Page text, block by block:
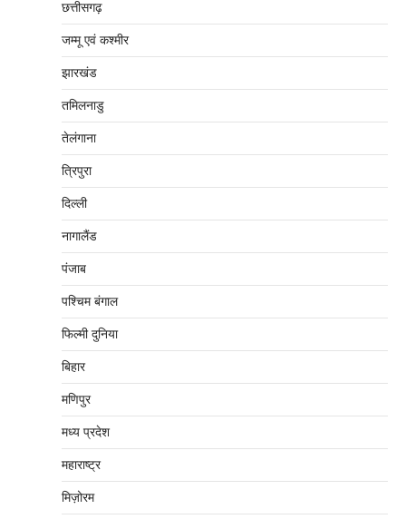
छत्तीसगढ़
जम्‍मू एवं कश्‍मीर
झारखंड
तमिलनाडु
तेलंगाना
त्रिपुरा
दिल्‍ली
नागालैंड
पंजाब
पश्चिम बंगाल
फिल्मी दुनिया
बिहार
मणिपुर
मध्‍य प्रदेश
महाराष्‍ट्र
मिज़ोरम